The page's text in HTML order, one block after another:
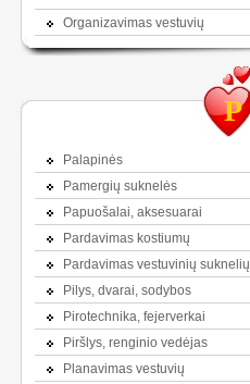
Organizavimas vestuvių
P
Palapinės
Pamergių suknelės
Papuošalai, aksesuarai
Pardavimas kostiumų
Pardavimas vestuvinių suknelių
Pilys, dvarai, sodybos
Pirotechnika, fejerverkai
Piršlys, renginio vedėjas
Planavimas vestuvių